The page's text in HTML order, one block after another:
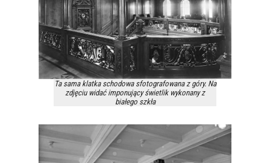
Ta sama klatka schodowa sfotografowana z góry. Na
zdjęciu widać imponujący świetlik wykonany z
białego szkła